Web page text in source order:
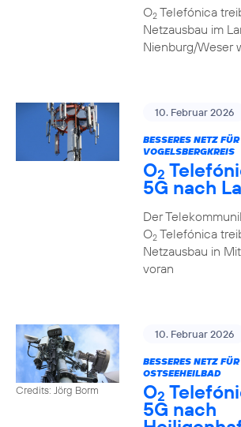
O2Telefónica
Netzausbau im
Nienburg/Weser
10. Februar 2026
BESSERES NETZ FÜR
VOGELSBERGKREIS
O2
5G nach
Der
O2Telefónica
Netzausbau in
voran
Credits: Jörg Borm
10. Februar 2026
BESSERES NETZ
OSTSEEHEILBAD
O2
5G nach